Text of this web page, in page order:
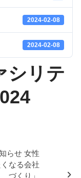
2024-02-08
2024-02-08
シリテ
らせ 女性
なる会社
づくり」